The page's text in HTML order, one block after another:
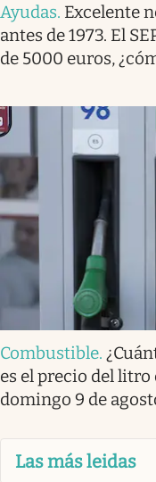
Ayudas. Excelente
antes de 1973. El
de 5000 euros,
Combustible.
es el precio del litro
domingo 9 de
Las más leidas